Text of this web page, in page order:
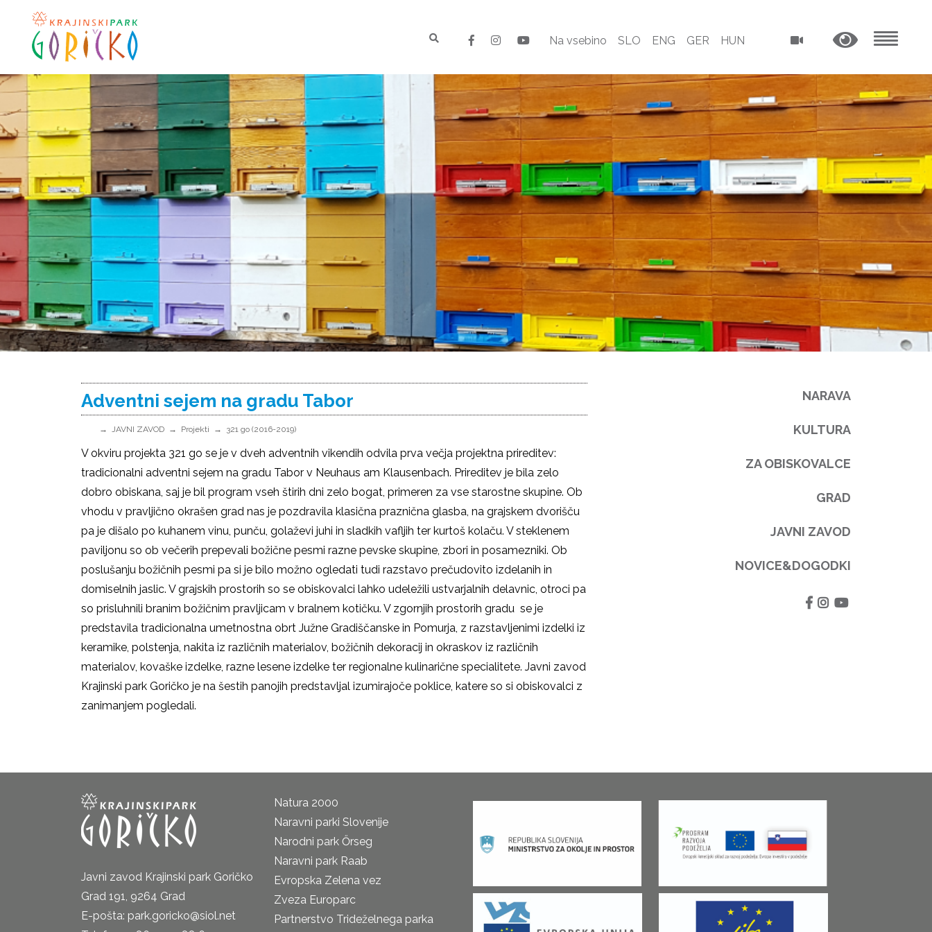
Na vsebino SLO ENG GER HUN
Adventni sejem na gradu Tabor
JAVNI ZAVOD Projekti 321 go (2016-2019)
V okviru projekta 321 go se je v dveh adventnih vikendih odvila prva večja projektna prireditev:
tradicionalni adventni sejem na gradu Tabor v Neuhaus am Klausenbach. Prireditev je bila zelo
dobro obiskana, saj je bil program vseh štirih dni zelo bogat, primeren za vse starostne skupine. Ob
vhodu v pravljično okrašen grad nas je pozdravila klasična praznična glasba, na grajskem dvorišču
pa je dišalo po kuhanem vinu, punču, golaževi juhi in sladkih vafljih ter kurtoš kolaču. V steklenem
paviljonu so ob večerih prepevali božične pesmi razne pevske skupine, zbori in posamezniki. Ob
poslušanju božičnih pesmi pa si je bilo možno ogledati tudi razstavo prečudovito izdelanih in
domiselnih jaslic. V grajskih prostorih so se obiskovalci lahko udeležili ustvarjalnih delavnic, otroci pa
so prisluhnili branim božičnim pravljicam v bralnem kotičku. V zgornjih prostorih gradu se je
predstavila tradicionalna umetnostna obrt Južne Gradiščanske in Pomurja, z razstavljenimi izdelki iz
keramike, polstenja, nakita iz različnih materialov, božičnih dekoracij in okraskov iz različnih
materialov, kovaške izdelke, razne lesene izdelke ter regionalne kulinarične specialitete. Javni zavod
Krajinski park Goričko je na šestih panojih predstavljal izumirajoče poklice, katere so si obiskovalci z
zanimanjem pogledali.
NARAVA
KULTURA
ZA OBISKOVALCE
GRAD
JAVNI ZAVOD
NOVICE&DOGODKI
Javni zavod Krajinski park Goričko
Grad 191, 9264 Grad
E-pošta: park.goricko@siol.net
Natura 2000
Naravni parki Slovenije
Narodni park Őrseg
Naravni park Raab
Evropska Zelena vez
Zveza Europarc
Partnerstvo Trideželnega parka